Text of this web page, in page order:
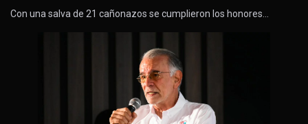
Con una salva de 21 cañonazos se cumplieron los honores…